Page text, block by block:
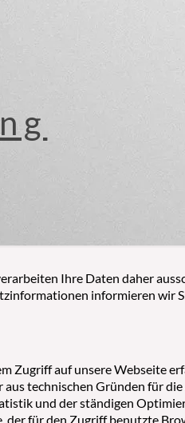
Ihre Daten daher
informieren wir
Zugriff auf unsere Webseite
technischen Gründen für
und der ständigen
der für den Zugriff benutzte